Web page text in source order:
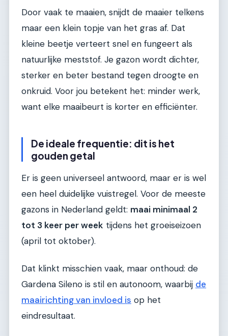
Door vaak te maaien, snijdt de maaier telkens
maar een klein topje van het gras af. Dat
kleine beetje verteert snel en fungeert als
natuurlijke meststof. Je gazon wordt dichter,
sterker en beter bestand tegen droogte en
onkruid. Voor jou betekent het: minder werk,
want elke maaibeurt is korter en efficiënter.
De ideale frequentie: dit is het
gouden getal
Er is geen universeel antwoord, maar er is wel
een heel duidelijke vuistregel. Voor de meeste
gazons in Nederland geldt: maai minimaal 2
tot 3 keer per week tijdens het groeiseizoen
(april tot oktober).
Dat klinkt misschien vaak, maar onthoud: de
Gardena Sileno is stil en autonoom, waarbij de
maairichting van invloed is op het
eindresultaat.